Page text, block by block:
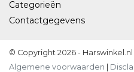
Categorieën
Contactgegevens
© Copyright 2026 - Harswinkel.nl
Algemene voorwaarden